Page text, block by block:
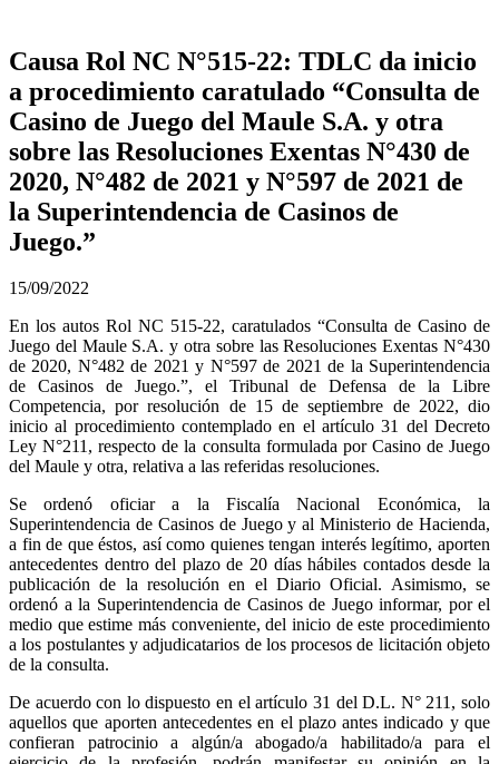
Causa Rol NC N°515-22: TDLC da inicio
a procedimiento caratulado “Consulta de
Casino de Juego del Maule S.A. y otra
sobre las Resoluciones Exentas N°430 de
2020, N°482 de 2021 y N°597 de 2021 de
la Superintendencia de Casinos de
Juego.”
15/09/2022
En los autos Rol NC 515-22, caratulados “Consulta de Casino de
Juego del Maule S.A. y otra sobre las Resoluciones Exentas N°430
de 2020, N°482 de 2021 y N°597 de 2021 de la Superintendencia
de Casinos de Juego.”, el Tribunal de Defensa de la Libre
Competencia, por resolución de 15 de septiembre de 2022, dio
inicio al procedimiento contemplado en el artículo 31 del Decreto
Ley N°211, respecto de la consulta formulada por Casino de Juego
del Maule y otra, relativa a las referidas resoluciones.
Se ordenó oficiar a la Fiscalía Nacional Económica, la
Superintendencia de Casinos de Juego y al Ministerio de Hacienda,
a fin de que éstos, así como quienes tengan interés legítimo, aporten
antecedentes dentro del plazo de 20 días hábiles contados desde la
publicación de la resolución en el Diario Oficial. Asimismo, se
ordenó a la Superintendencia de Casinos de Juego informar, por el
medio que estime más conveniente, del inicio de este procedimiento
a los postulantes y adjudicatarios de los procesos de licitación objeto
de la consulta.
De acuerdo con lo dispuesto en el artículo 31 del D.L. N° 211, solo
aquellos que aporten antecedentes en el plazo antes indicado y que
confieran patrocinio a algún/a abogado/a habilitado/a para el